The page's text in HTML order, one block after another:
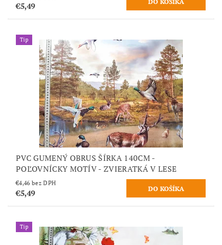
€5,49
Tip
PVC GUMENÝ OBRUS ŠÍRKA 140CM -
POĽOVNÍCKY MOTÍV - ZVIERATKÁ V LESE
€4,46 bez DPH
€5,49
Tip